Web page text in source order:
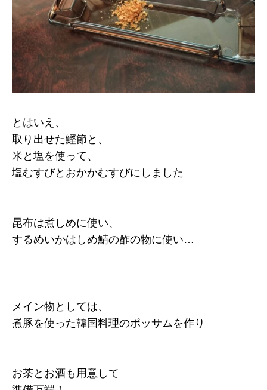
とはいえ、
取り出せた鰹節と、
米と塩を使って、
塩むすびとおかかむすびにしました
昆布は煮しめに使い、
するめいかはしめ鯖の酢の物に使い…
メイン物としては、
煮豚を使った韓国料理のポッサムを作り
お茶とお酒も用意して